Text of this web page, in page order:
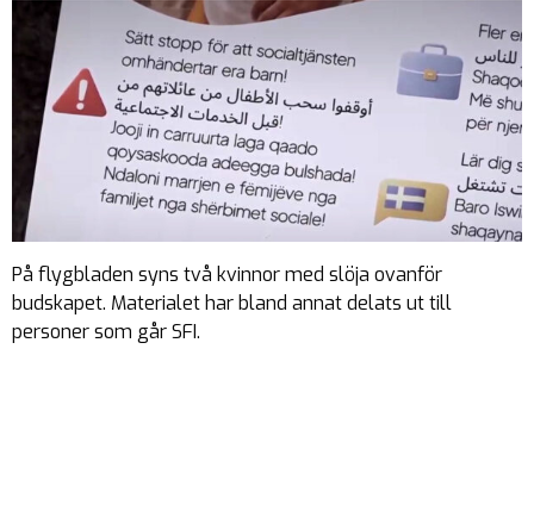
På flygbladen syns två kvinnor med slöja ovanför
budskapet. Materialet har bland annat delats ut till
personer som går SFI.